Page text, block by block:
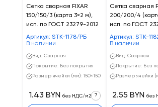
Сетка сварная FIXAR
150/150/3 (карта 3×2 м),
исп. по ГОСТ 23279-2012
Артикул: STK-1178/РБ
В наличии
Вид: Сварная
Покрытие: Без покрытия
Размер ячейки (мм): 150×150
1.43 BYN без НДС/м2 ?
Сетка сварная
200/200/4
исп. по ГОСТ
Артикул: STK-
В наличии
Вид: Сварная
Покрытие: Без
Размер ячейки
2.55 BYN без